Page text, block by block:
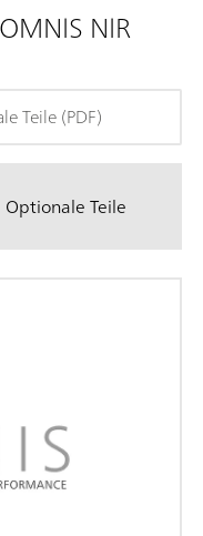
NIR
Teile (PDF)
Optionale Teile